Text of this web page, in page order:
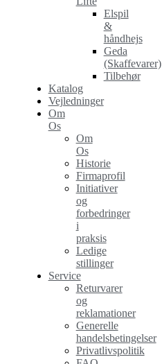
Elspil
&
håndhejs
Geda
(Skaffevarer)
Tilbehør
Katalog
Vejledninger
Om
Os
Om
Os
Historie
Firmaprofil
Initiativer
og
forbedringer
i
praksis
Ledige
stillinger
Service
Returvarer
og
reklamationer
Generelle
handelsbetingelser
Privatlivspolitik